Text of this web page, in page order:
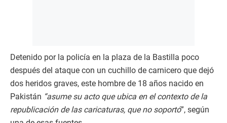
Detenido por la policía en la plaza de la Bastilla poco
después del ataque con un cuchillo de carnicero que dejó
dos heridos graves, este hombre de 18 años nacido en
Pakistán “asume su acto que ubica en el contexto de la
republicación de las caricaturas, que no soportó”, según